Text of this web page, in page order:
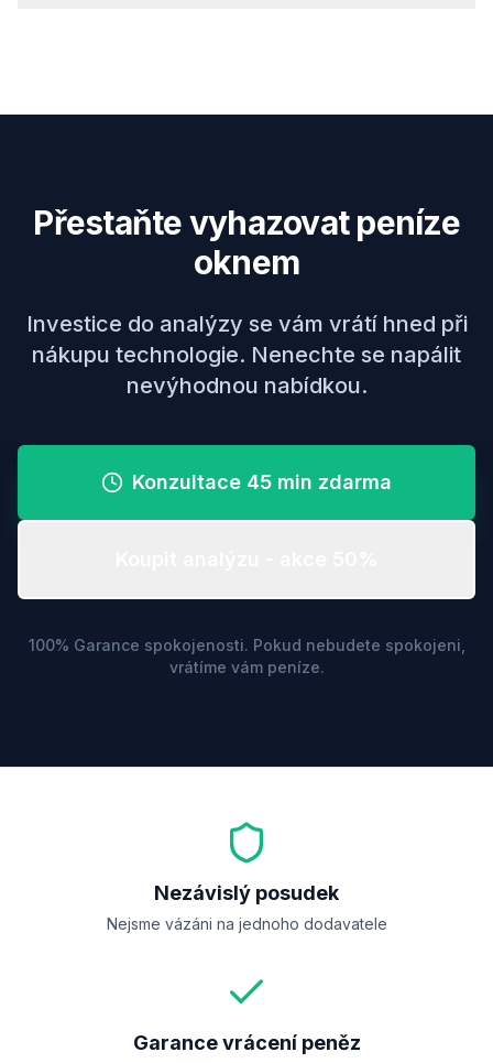
Přestaňte vyhazovat peníze
oknem
Investice do analýzy se vám vrátí hned při
nákupu technologie. Nenechte se napálit
nevýhodnou nabídkou.
Konzultace 45 min zdarma
100% Garance spokojenosti. Pokud nebudete spokojeni,
vrátíme vám peníze.
Nezávislý posudek
Nejsme vázáni na jednoho dodavatele
Garance vrácení peněz